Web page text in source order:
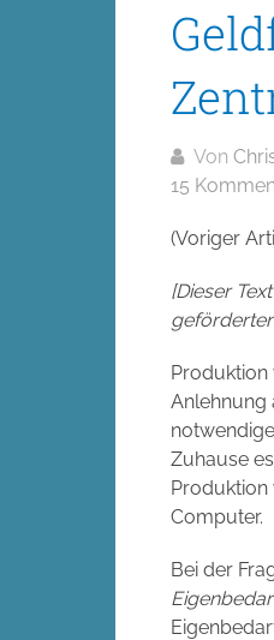
Von
15
(Voriger
[Dieser
Produktion
Anlehnung
Zuhause
Produktion
Computer.
Bei der